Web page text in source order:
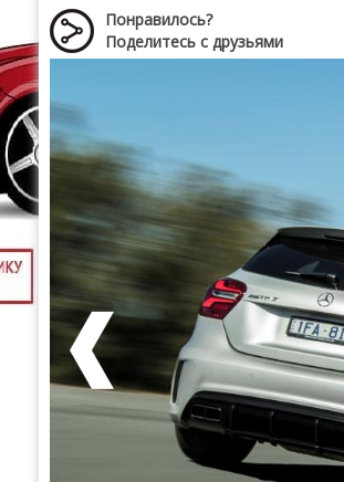
Понравилось?
Поделитесь с друзьями